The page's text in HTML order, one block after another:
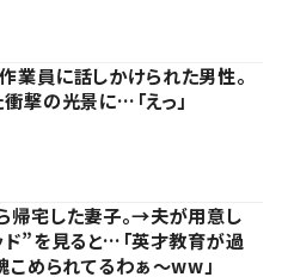
員に話しかけられた男性。
撃の光景に…「えっ」
帰宅した妻子。→夫が用意し
”を見ると…「英才教育が過
こめられてるわぁ～ww」